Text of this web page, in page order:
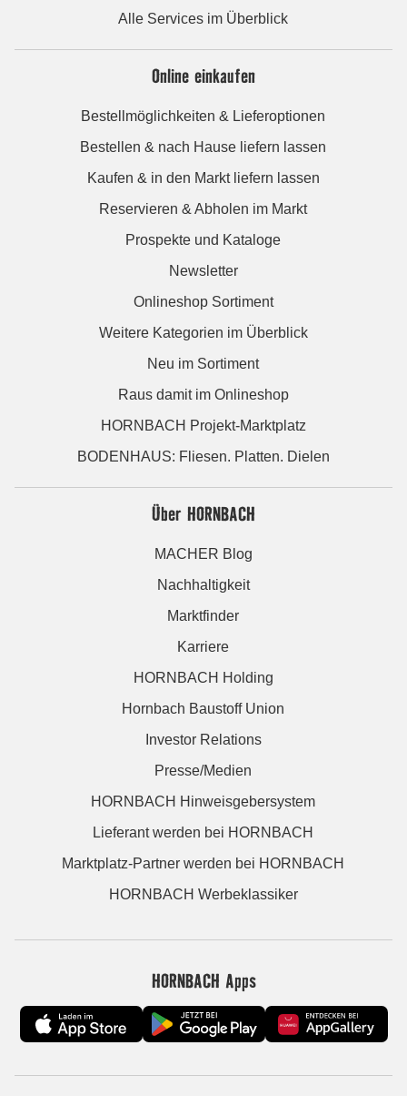
Alle Services im Überblick
Online einkaufen
Bestellmöglichkeiten & Lieferoptionen
Bestellen & nach Hause liefern lassen
Kaufen & in den Markt liefern lassen
Reservieren & Abholen im Markt
Prospekte und Kataloge
Newsletter
Onlineshop Sortiment
Weitere Kategorien im Überblick
Neu im Sortiment
Raus damit im Onlineshop
HORNBACH Projekt-Marktplatz
BODENHAUS: Fliesen. Platten. Dielen
Über HORNBACH
MACHER Blog
Nachhaltigkeit
Marktfinder
Karriere
HORNBACH Holding
Hornbach Baustoff Union
Investor Relations
Presse/Medien
HORNBACH Hinweisgebersystem
Lieferant werden bei HORNBACH
Marktplatz-Partner werden bei HORNBACH
HORNBACH Werbeklassiker
HORNBACH Apps